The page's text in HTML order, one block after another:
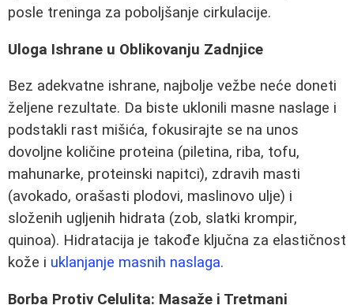
posle treninga za poboljšanje cirkulacije.
Uloga Ishrane u Oblikovanju Zadnjice
Bez adekvatne ishrane, najbolje vežbe neće doneti
željene rezultate. Da biste uklonili masne naslage i
podstakli rast mišića, fokusirajte se na unos
dovoljne količine proteina (piletina, riba, tofu,
mahunarke, proteinski napitci), zdravih masti
(avokado, orašasti plodovi, maslinovo ulje) i
složenih ugljenih hidrata (zob, slatki krompir,
quinoa). Hidratacija je takođe ključna za elastičnost
kože i uklanjanje masnih naslaga.
Borba Protiv Celulita: Masaže i Tretmani